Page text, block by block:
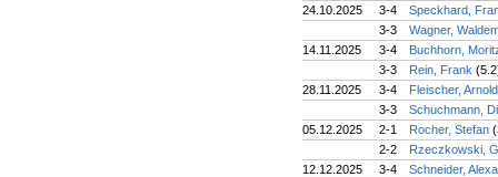
24.10.2025
3-4
Speckhard,
3-3
Wagner,
14.11.2025
3-4
Buchhorn,
3-3
Rein, Frank
28.11.2025
3-4
Fleischer,
3-3
Schuchmann,
05.12.2025
2-1 Rocher, Stefan
2-2
Rzeczkowski,
12.12.2025
3-4
Schneider,